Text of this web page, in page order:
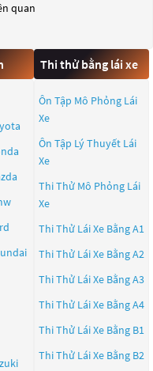
quan
Thi thử bằng lái xe
Ôn Tập Mô Phỏng Lái
Xe
Ôn Tập Lý Thuyết Lái
Xe
Thi Thử Mô Phỏng Lái
Xe
Thi Thử Lái Xe Bằng A1
Thi Thử Lái Xe Bằng A2
Thi Thử Lái Xe Bằng A3
Thi Thử Lái Xe Bằng A4
Thi Thử Lái Xe Bằng B1
Thi Thử Lái Xe Bằng B2